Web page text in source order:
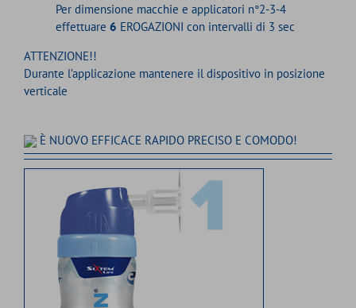
Per dimensione macchie e applicatori n°2-3-4
effettuare 6 EROGAZIONI con intervalli di 3 sec
ATTENZIONE!!
Durante l’applicazione mantenere il dispositivo in posizione
verticale
È NUOVO EFFICACE RAPIDO PRECISO E COMODO!